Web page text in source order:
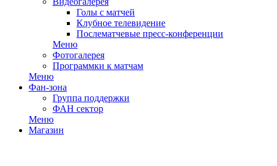
Голы с матчей
Клубное телевидение
Послематчевые пресс-конференции
Меню
Фотогалерея
Программки к матчам
Меню
Фан-зона
Группа поддержки
ФАН сектор
Меню
Магазин